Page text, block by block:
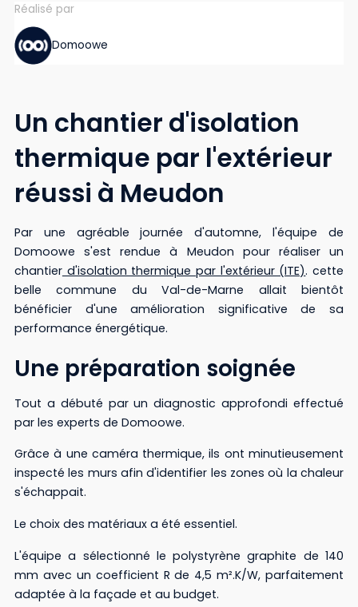
Réalisé par
Domoowe
Un chantier d'isolation
thermique par l'extérieur
réussi à Meudon
Par une agréable journée d'automne, l'équipe de
Domoowe s'est rendue à Meudon pour réaliser un
chantierd'isolation thermique par l'extérieur (ITE). cette
belle commune du Val-de-Marne allait bientôt
bénéficier d'une amélioration significative de sa
performance énergétique.
Une préparation soignée
Tout a débuté par un diagnostic approfondi effectué
par les experts de Domoowe.
Grâce à une caméra thermique, ils ont minutieusement
inspecté les murs afin d'identifier les zones où la chaleur
s'échappait.
Le choix des matériaux a été essentiel.
L'équipe a sélectionné le polystyrène graphite de 140
mm avec un coefficient R de 4,5 m².K/W, parfaitement
adaptée à la façade et au budget.